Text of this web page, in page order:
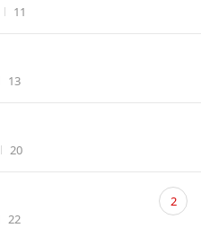
조회수
11
조회수
13
조회수
20
조회수
22
댓
글 2